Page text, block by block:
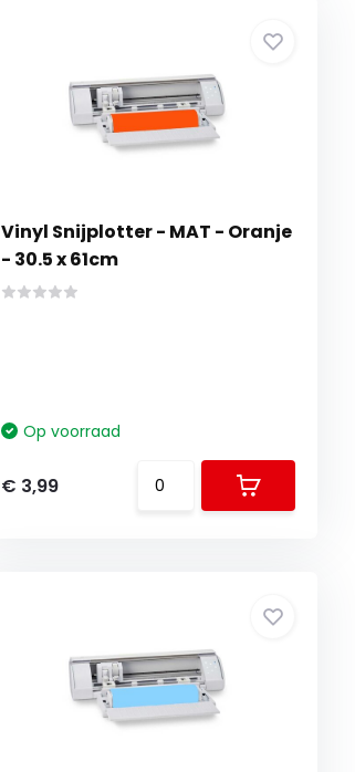
Vinyl Snijplotter - MAT - Oranje
- 30.5 x 61cm
Op voorraad
€ 3,99